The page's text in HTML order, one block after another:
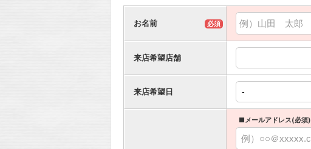
お名前 必須
来店希望店舗
来店希望日
■メールアドレス(必須)